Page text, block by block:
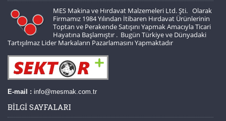
MES Makina ve Hırdavat Malzemeleri Ltd. Şti. Olarak
Firmamız 1984 Yılından İtibaren Hırdavat Ürünlerinin
Toptan ve Perakende Satışını Yapmak Amacıyla Ticari
Hayatına Başlamıştır . Bugün Türkiye ve Dünyadaki
Tartışılmaz Lider Markaların Pazarlamasını Yapmaktadır
E-mail : info@mesmak.com.tr
BILGI SAYFALARI